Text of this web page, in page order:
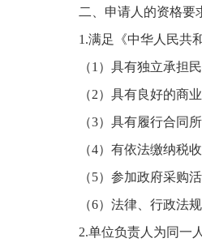
二、申请人的资格要
1.满足《中华人民共
（1）具有独立承担
（2）具有良好的商
（3）具有履行合同
（4）有依法缴纳税
（5）参加政府采购
（6）法律、行政法
2.单位负责人为同一